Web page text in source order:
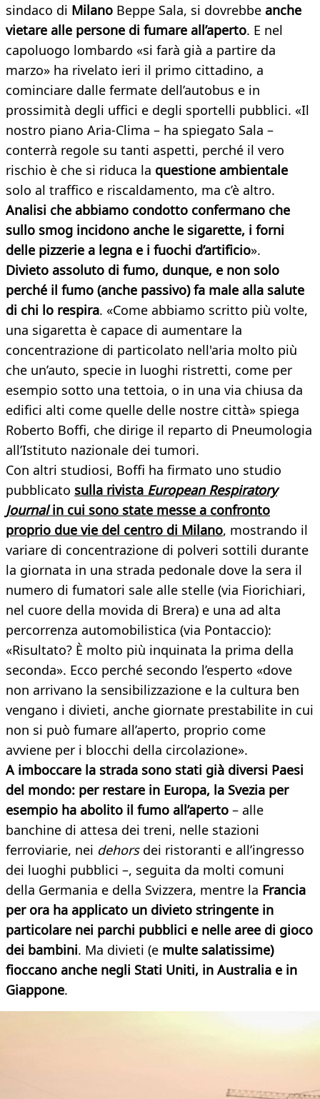
sindaco di Milano Beppe Sala, si dovrebbe anche
vietare alle persone di fumare all’aperto. E nel
capoluogo lombardo «si farà già a partire da
marzo» ha rivelato ieri il primo cittadino, a
cominciare dalle fermate dell’autobus e in
prossimità degli uffici e degli sportelli pubblici. «Il
nostro piano Aria-Clima – ha spiegato Sala –
conterrà regole su tanti aspetti, perché il vero
rischio è che si riduca la questione ambientale
solo al traffico e riscaldamento, ma c’è altro.
Analisi che abbiamo condotto confermano che
sullo smog incidono anche le sigarette, i forni
delle pizzerie a legna e i fuochi d’artificio».
Divieto assoluto di fumo, dunque, e non solo
perché il fumo (anche passivo) fa male alla salute
di chi lo respira. «Come abbiamo scritto più volte,
una sigaretta è capace di aumentare la
concentrazione di particolato nell'aria molto più
che un’auto, specie in luoghi ristretti, come per
esempio sotto una tettoia, o in una via chiusa da
edifici alti come quelle delle nostre città» spiega
Roberto Boffi, che dirige il reparto di Pneumologia
all’Istituto nazionale dei tumori.
Con altri studiosi, Boffi ha firmato uno studio
pubblicato sulla rivista European Respiratory
Journalin cui sono state messe a confronto
proprio due vie del centro di Milano, mostrando il
variare di concentrazione di polveri sottili durante
la giornata in una strada pedonale dove la sera il
numero di fumatori sale alle stelle (via Fiorichiari,
nel cuore della movida di Brera) e una ad alta
percorrenza automobilistica (via Pontaccio):
«Risultato? È molto più inquinata la prima della
seconda». Ecco perché secondo l’esperto «dove
non arrivano la sensibilizzazione e la cultura ben
vengano i divieti, anche giornate prestabilite in cui
non si può fumare all’aperto, proprio come
avviene per i blocchi della circolazione».
A imboccare la strada sono stati già diversi Paesi
del mondo: per restare in Europa, la Svezia per
esempio ha abolito il fumo all’aperto – alle
banchine di attesa dei treni, nelle stazioni
ferroviarie, nei dehorsdei ristoranti e all’ingresso
dei luoghi pubblici –, seguita da molti comuni
della Germania e della Svizzera, mentre la Francia
per ora ha applicato un divieto stringente in
particolare nei parchi pubblici e nelle aree di gioco
dei bambini. Ma divieti (e multe salatissime)
fioccano anche negli Stati Uniti, in Australia e in
Giappone.